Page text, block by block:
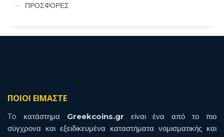
ΠΡΟΣΦΟΡΕΣ
ΠΟΙΟΙ ΕΙΜΑΣΤΕ
To κατάστημα Greekcoins.gr είναι ένα από το πιο
σύγχρονα και εξειδικευμένα καταστήματα νομισματικής και